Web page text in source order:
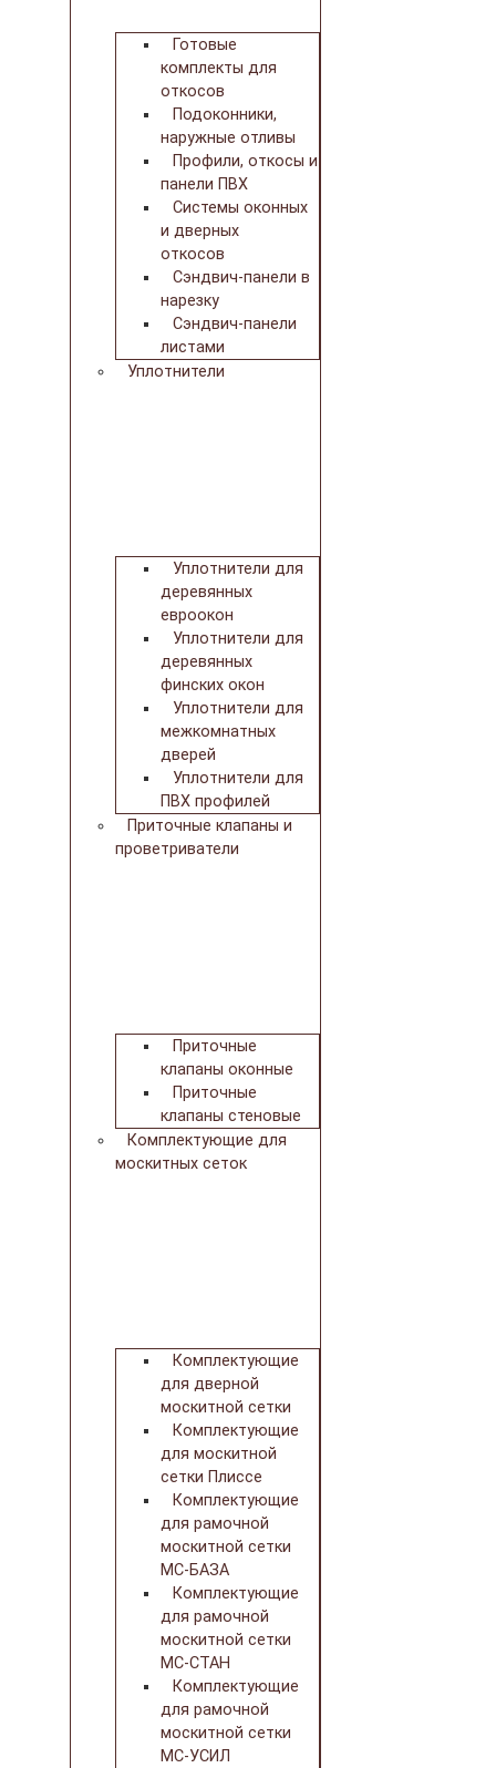
Готовые
комплекты для
откосов
Подоконники,
наружные отливы
Профили, откосы и
панели ПВХ
Системы оконных
и дверных
откосов
Сэндвич-панели в
нарезку
Сэндвич-панели
листами
Уплотнители
Уплотнители для
деревянных
евроокон
Уплотнители для
деревянных
финских окон
Уплотнители для
межкомнатных
дверей
Уплотнители для
ПВХ профилей
Приточные клапаны и
проветриватели
Приточные
клапаны оконные
Приточные
клапаны стеновые
Комплектующие для
москитных сеток
Комплектующие
для дверной
москитной сетки
Комплектующие
для москитной
сетки Плиссе
Комплектующие
для рамочной
москитной сетки
МС-БАЗА
Комплектующие
для рамочной
москитной сетки
МС-СТАН
Комплектующие
для рамочной
москитной сетки
МС-УСИЛ